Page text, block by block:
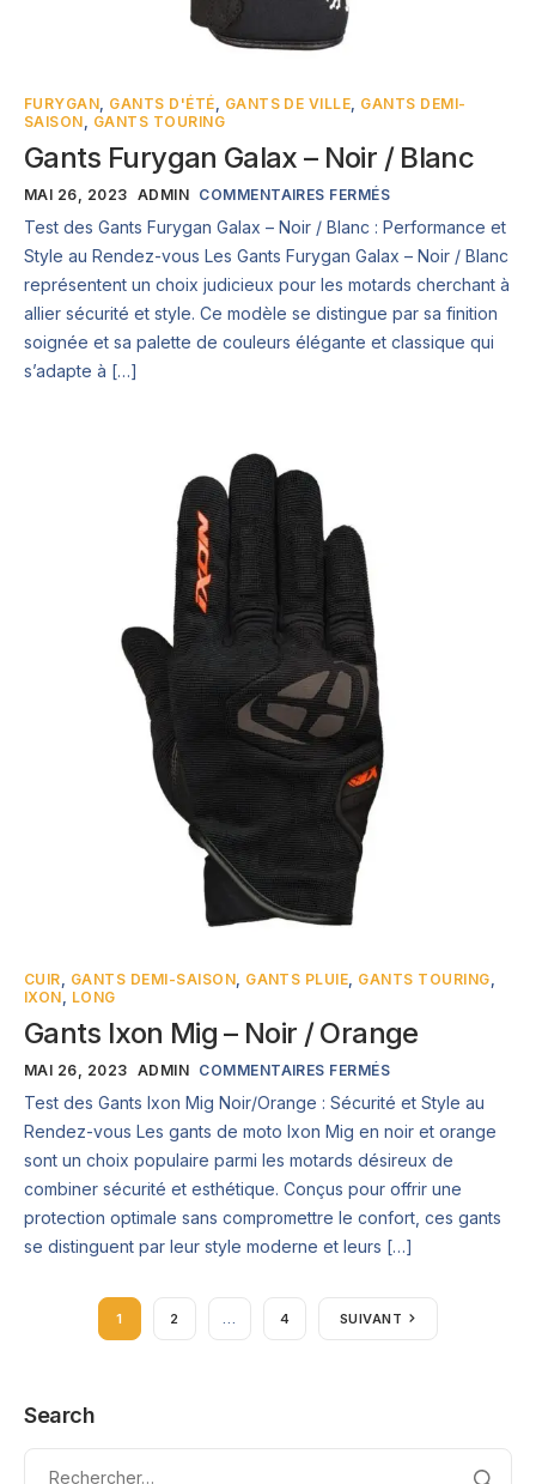
FURYGAN GANTS D'ÉTÉ GANTS DE VILLE GANTS DEMI-
SAISON
GANTS TOURING
Gants Furygan Galax – Noir / Blanc
MAI 26, 2023 ADMIN COMMENTAIRES FERMÉS
Test des Gants Furygan Galax – Noir / Blanc : Performance et
Style au Rendez-vous Les Gants Furygan Galax – Noir / Blanc
représentent un choix judicieux pour les motards cherchant à
allier sécurité et style. Ce modèle se distingue par sa finition
soignée et sa palette de couleurs élégante et classique qui
s’adapte à […]
CUIR GANTS DEMI-SAISON GANTS PLUIE GANTS TOURING
IXON
LONG
Gants Ixon Mig – Noir / Orange
MAI 26, 2023 ADMIN COMMENTAIRES FERMÉS
Test des Gants Ixon Mig Noir/Orange : Sécurité et Style au
Rendez-vous Les gants de moto Ixon Mig en noir et orange
sont un choix populaire parmi les motards désireux de
combiner sécurité et esthétique. Conçus pour offrir une
protection optimale sans compromettre le confort, ces gants
se distinguent par leur style moderne et leurs […]
1 2 4 SUIVANT
Search